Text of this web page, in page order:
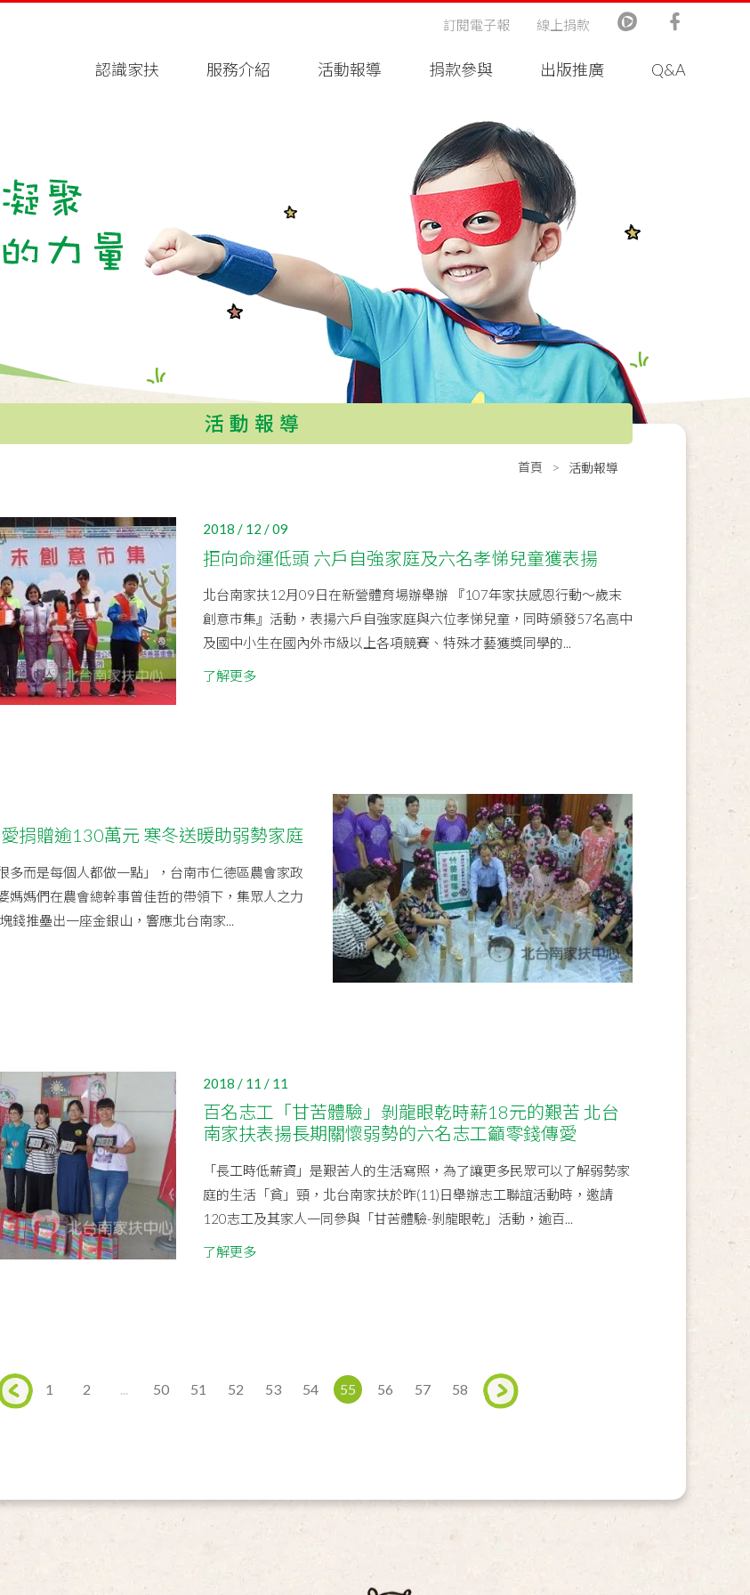
認識家扶 服務介紹 活動報導 捐款參與 出版推廣 Q&A
訂閱電子報 線上捐款
活動報導
首頁 活動報導
2018 / 12 / 09
拒向命運低頭 六戶自強家庭及六名孝悌兒童獲表揚
北台南家扶12月09日在新營體育場辦舉辦 『107年家扶感恩行動～歲末
創意市集』活動，表揚六戶自強家庭與六位孝悌兒童，同時頒發57名高中
及國中小生在國內外市級以上各項競賽、特殊才藝獲獎同學的...
了解更多
捐贈逾130萬元 寒冬送暖助弱勢家庭
多而是每個人都做一點」，台南市仁德區農會家政
媽媽們在農會總幹事曾佳哲的帶領下，集眾人之力
錢推壘出一座金銀山，響應北台南家...
2018 / 11 / 11
百名志工「甘苦體驗」剝龍眼乾時薪18元的艱苦 北台
南家扶表揚長期關懷弱勢的六名志工籲零錢傳愛
「長工時低薪資」是艱苦人的生活寫照，為了讓更多民眾可以了解弱勢家
庭的生活「貧」頸，北台南家扶於昨(11)日舉辦志工聯誼活動時，邀請
120志工及其家人一同參與「甘苦體驗-剝龍眼乾」活動，逾百...
了解更多
1 2 ... 50 51 52 53 54 55 56 57 58